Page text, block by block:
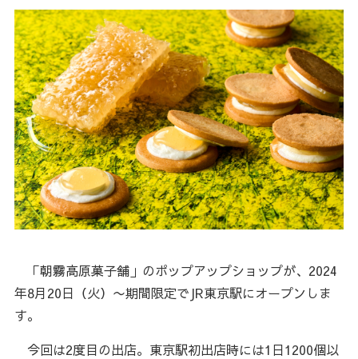
「朝霧高原菓子舗」のポップアップショップが、2024
年8月20日（火）〜期間限定でJR東京駅にオープンしま
す。
今回は2度目の出店。東京駅初出店時には1日1200個以